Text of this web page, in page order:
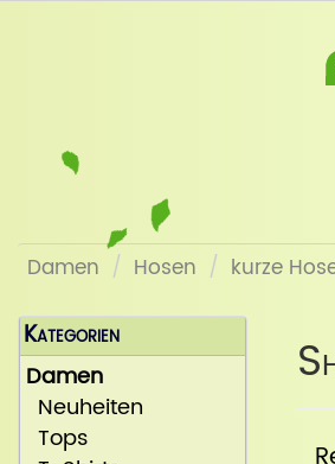
Damen Hosen kurze
Kategorien
Damen
Neuheiten
Tops